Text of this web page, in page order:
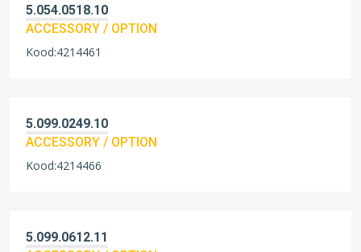
5.054.0518.10
ACCESSORY / OPTION
Kood:4214461
5.099.0249.10
ACCESSORY / OPTION
Kood:4214466
5.099.0612.11